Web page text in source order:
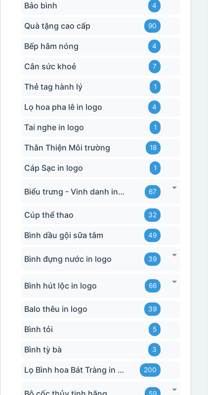
Bảo bình 4
Quà tặng cao cấp 90
Bếp hâm nóng 4
Cân sức khoẻ 7
Thẻ tag hành lý 1
Lọ hoa pha lê in logo 4
Tai nghe in logo 1
Thân Thiện Môi trường 18
Cáp Sạc in logo 1
Biểu trưng - Vinh danh in logo 67
Cúp thể thao 32
Bình dầu gội sữa tắm 49
Bình đựng nước in logo 39
Bình hút lộc in logo 66
Balo thêu in logo 39
Bình tỏi 5
Bình tỳ bà 3
Lọ Bình hoa Bát Tràng in logo 200
59